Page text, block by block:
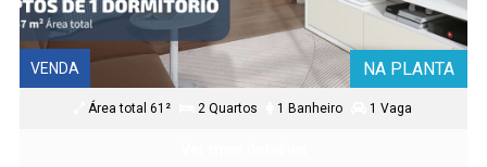
NA PLANTA
VENDA
Área total 61² 2 Quartos 1 Banheiro 1 Vaga